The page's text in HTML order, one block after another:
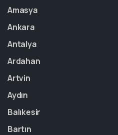
Amasya
Ankara
Antalya
Ardahan
Artvin
Aydın
Balıkesir
Bartın